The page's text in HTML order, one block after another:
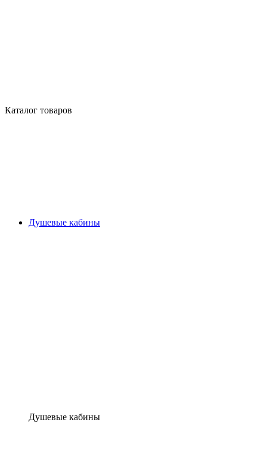
Каталог товаров
Душевые кабины
Душевые кабины